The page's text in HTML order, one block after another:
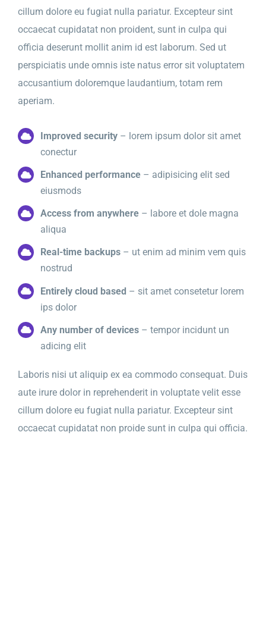
cillum dolore eu fugiat nulla pariatur. Excepteur sint
occaecat cupidatat non proident, sunt in culpa qui
officia deserunt mollit anim id est laborum. Sed ut
perspiciatis unde omnis iste natus error sit voluptatem
accusantium doloremque laudantium, totam rem
aperiam.
Improved security – lorem ipsum dolor sit amet
conectur
Enhanced performance – adipisicing elit sed
eiusmods
Access from anywhere – labore et dole magna
aliqua
Real-time backups – ut enim ad minim vem quis
nostrud
Entirely cloud based – sit amet consetetur lorem
ips dolor
Any number of devices – tempor incidunt un
adicing elit
Laboris nisi ut aliquip ex ea commodo consequat. Duis
aute irure dolor in reprehenderit in voluptate velit esse
cillum dolore eu fugiat nulla pariatur. Excepteur sint
occaecat cupidatat non proide sunt in culpa qui officia.